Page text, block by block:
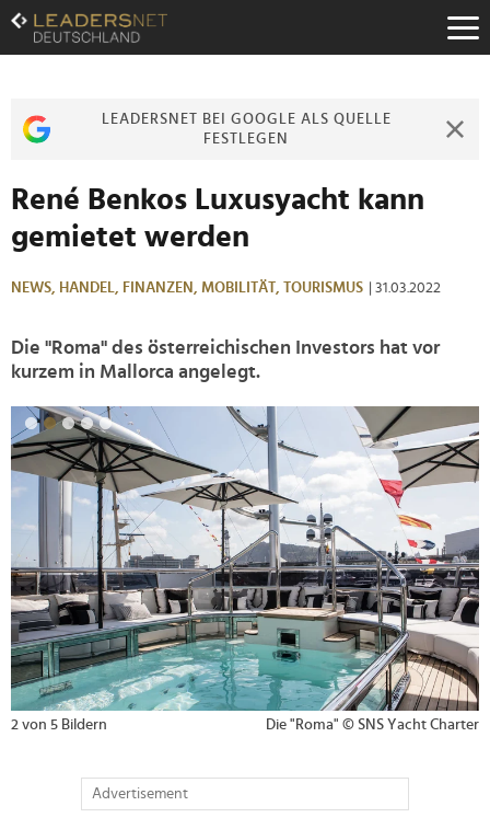
Zum
Inhalt
Zur
Zur
LEADERSNET BEI GOOGLE ALS QUELLE
FESTLEGEN
René Benkos Luxusyacht kann
gemietet werden
NEWS, HANDEL, FINANZEN, MOBILITÄT, TOURISMUS | 31.03.2022
Die "Roma" des österreichischen Investors hat vor
kurzem in Mallorca angelegt.
2 von 5 Bildern Die "Roma" © SNS Yacht Charter
Advertisement